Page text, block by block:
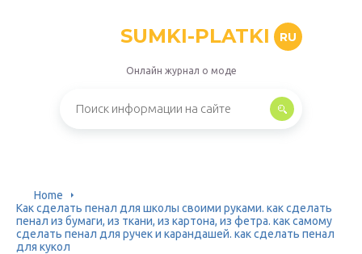
SUMKI-PLATKI RU
Онлайн журнал о моде
Home
Как сделать пенал для школы своими руками. как сделать
пенал из бумаги, из ткани, из картона, из фетра. как самому
сделать пенал для ручек и карандашей. как сделать пенал
для кукол